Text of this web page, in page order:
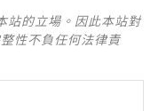
站的立場。因此本站對
性不負任何法律責